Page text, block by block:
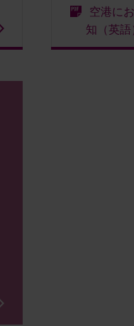
空港に
知（英語